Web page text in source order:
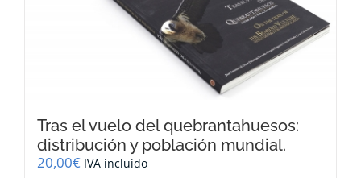
Tras el vuelo del quebrantahuesos:
distribución y población mundial.
20,00€ IVA incluido